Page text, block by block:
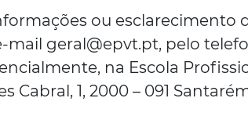
ou esclarecimento
mail geral@epvt.pt, pelo
na Escola
Cabral, 1, 2000 – 091